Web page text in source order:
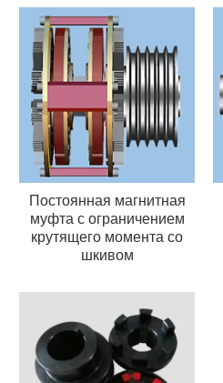
Постоянная магнитная
муфта с ограничением
крутящего момента со
шкивом